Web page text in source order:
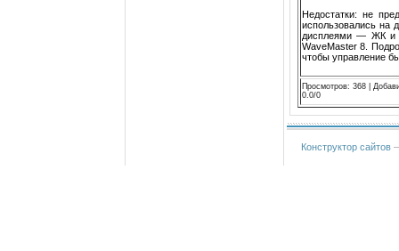
Недостатки: не
использовались на
дисплеями — ЖК и
WaveMaster 8.
чтобы управление
Просмотров: 368
0.0/0
Конструктор сайтов